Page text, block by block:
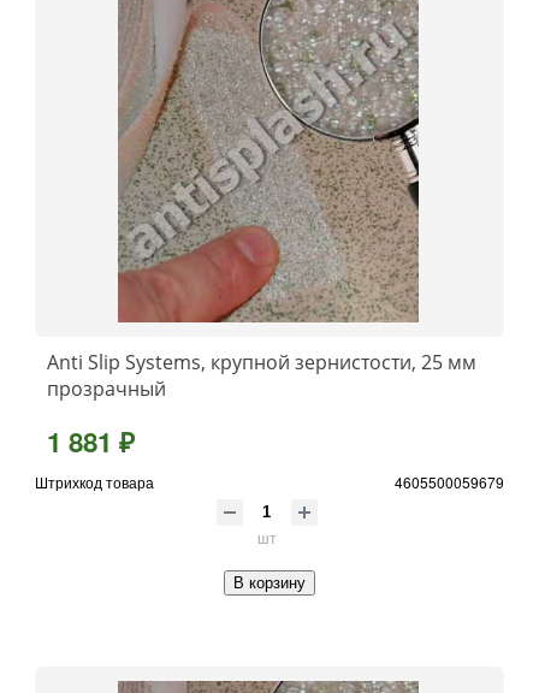
Anti Slip Systems, крупной зернистости, 25 мм
прозрачный
1 881 ₽
Штрихкод товара 4605500059679
шт
В корзину